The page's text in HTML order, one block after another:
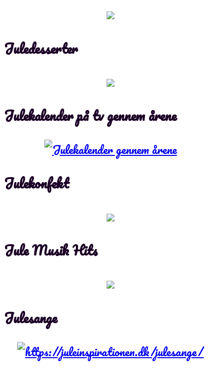
Juledesserter
Julekalender på tv gennem årene
Julekonfekt
Jule Musik Hits
Julesange